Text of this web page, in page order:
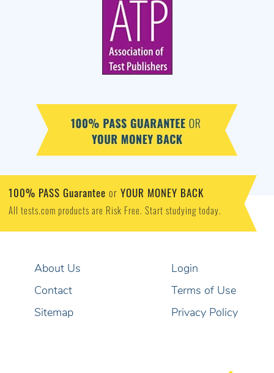
100% PASS Guarantee or YOUR MONEY BACK
All tests.com products are Risk Free. Start studying today.
About Us
Contact
Sitemap
Login
Terms of Use
Privacy Policy